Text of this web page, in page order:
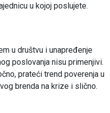
u kojoj poslujete.
u društvu i unapređenje
poslovanja nisu primenjivi.
prateći trend poverenja u
brenda na krize i slično.